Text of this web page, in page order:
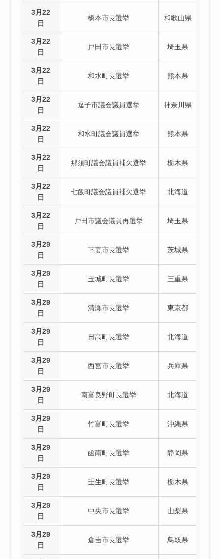
3月22
日
橋本市長選挙 和歌山県
3月22
日
戸田市長選挙 埼玉県
3月22
日
和水町長選挙 熊本県
3月22
日
逗子市議会議員選挙 神奈川県
3月22
日
和水町議会議員選挙 熊本県
3月22
日
那須町議会議員補欠選挙 栃木県
3月22
日
七飯町議会議員補欠選挙 北海道
3月22
日
戸田市議会議員再選挙 埼玉県
3月29
日
下妻市長選挙 茨城県
3月29
日
玉城町長選挙 三重県
3月29
日
清瀬市長選挙 東京都
3月29
日
日高町長選挙 北海道
3月29
日
西宮市長選挙 兵庫県
3月29
日
南富良野町長選挙 北海道
3月29
日
竹富町長選挙 沖縄県
3月29
日
函南町長選挙 静岡県
3月29
日
壬生町長選挙 栃木県
3月29
日
中央市長選挙 山梨県
3月29
日
倉吉市長選挙 鳥取県